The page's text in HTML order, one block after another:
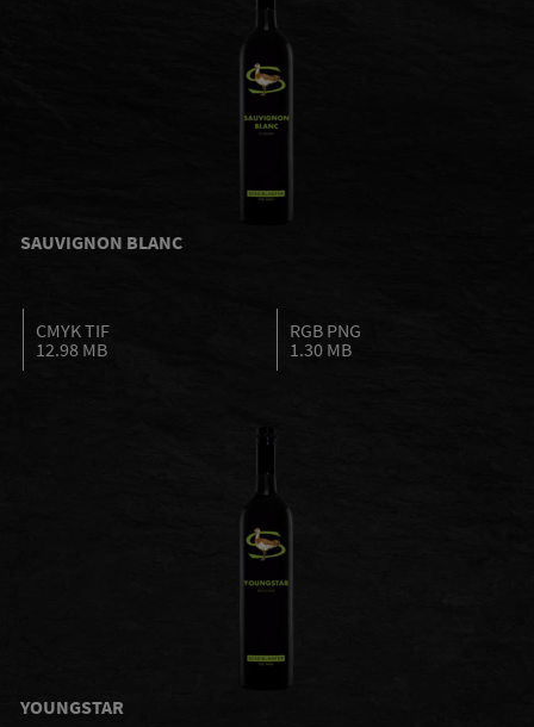
SAUVIGNON BLANC
CMYK TIF
12.98 MB
RGB PNG
1.30 MB
YOUNGSTAR